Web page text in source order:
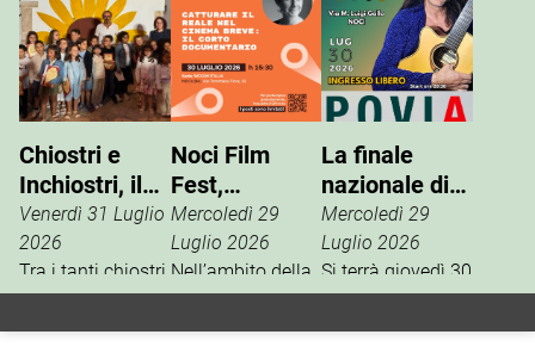
Chiostri e
Inchiostri, il
successo
della Gnostra
Kids
Venerdì 31 Luglio
2026
Tra i tanti chiostri,
palazzi e piazze
coinvolte
Noci Film
Fest,
masterclass
con
Mariangela
Mercoledì 29
Luglio 2026
Nell’ambito della
13ª edizione del
Noci Film Fest,
La finale
nazionale di
“Nasce un
Talento”
Mercoledì 29
Luglio 2026
Si terrà giovedì 30
luglio, in via M.
Luigi Gallo, la